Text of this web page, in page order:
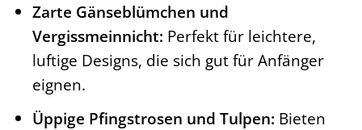
Zarte Gänseblümchen und
Vergissmeinnicht: Perfekt für leichtere,
luftige Designs, die sich gut für Anfänger
eignen.
Üppige Pfingstrosen und Tulpen: Bieten